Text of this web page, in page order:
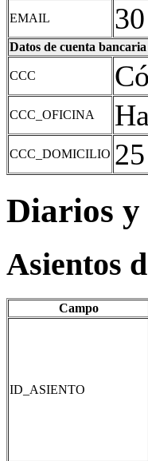
EMAIL
Datos de cuenta bancaria
CCC
CCC_OFICINA
CCC_DOMICILIO
Diarios y
Asientos
Campo
ID_ASIENTO